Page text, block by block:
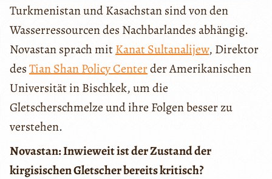
Turkmenistan und Kasachstan sind von den
Wasserressourcen des Nachbarlandes abhängig.
Novastan sprach mitKanat Sultanalijew, Direktor
desTian Shan Policy Centerder Amerikanischen
Universität in Bischkek, um die
Gletscherschmelze und ihre Folgen besser zu
verstehen.
Novastan: Inwieweit ist der Zustand der
kirgisischen Gletscher bereits kritisch?